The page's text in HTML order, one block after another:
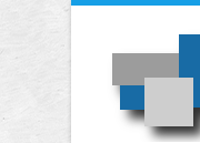
Direkt zum Inhalt